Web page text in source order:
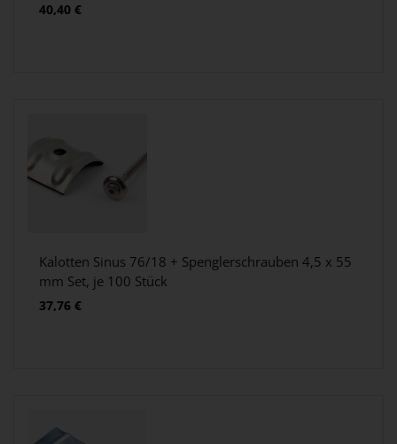
40,40 €
Kalotten Sinus 76/18 + Spenglerschrauben 4,5 x 55
mm Set, je 100 Stück
37,76 €